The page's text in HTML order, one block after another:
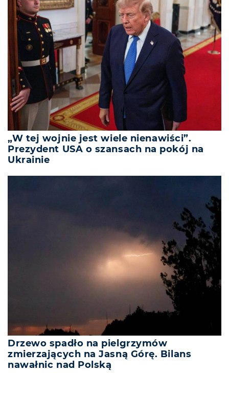
„W tej wojnie jest wiele nienawiści”.
Prezydent USA o szansach na pokój na
Ukrainie
Drzewo spadło na pielgrzymów
zmierzających na Jasną Górę. Bilans
nawałnic nad Polską